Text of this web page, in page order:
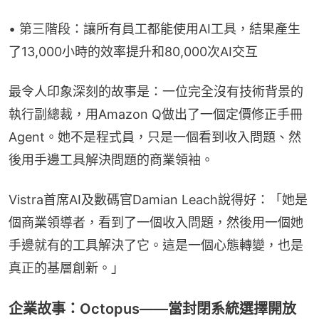
• 第三階段：讓所有員工都能使用AI工具，結果產生
了13,000小時的效率提升和80,000次AI交互
最令人印象深刻的故事是：一位完全沒有技術背景的
執行副總裁，用Amazon Q做出了一個定價修正手冊
Agent。她不是程式員，只是一個看到收入問題、然
後用手邊工具解決問題的商業領袖。
Vistra首席AI及數碼官Damian Leach說得好：「她是
個商業領導者，看到了一個收入問題，然後用一個她
手邊就有的工具解決了它。這是一個心態轉變，也是
真正的基層創新。」
企業故事：Octopus——當封閉系統選擇開放